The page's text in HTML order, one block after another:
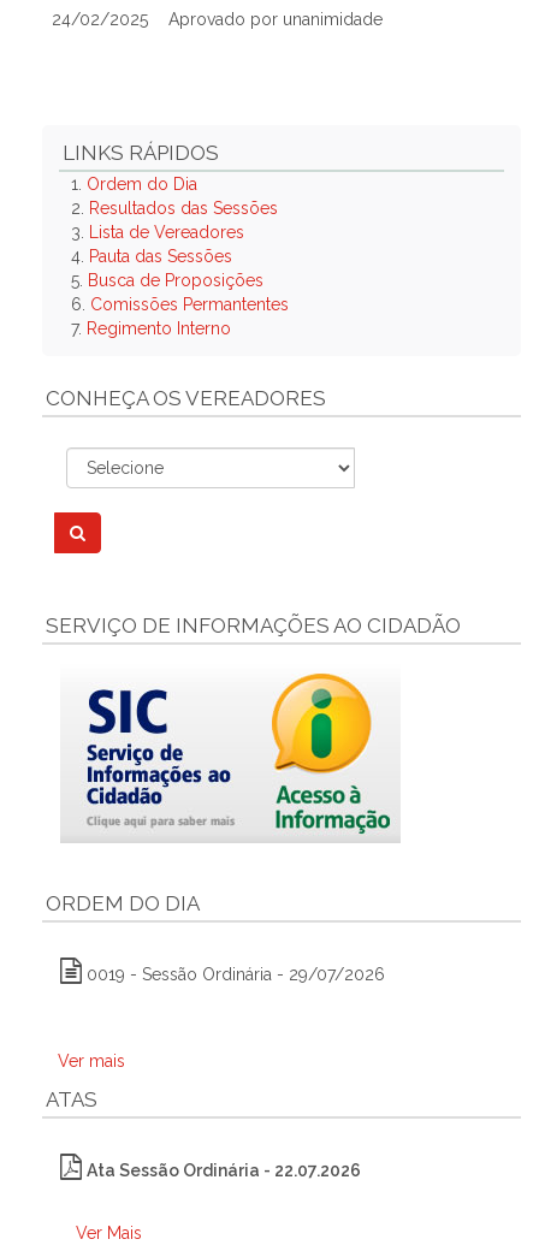
24/02/2025 Aprovado por unanimidade
LINKS RÁPIDOS
1. Ordem do Dia
2.
Resultados das Sessões
3.
Lista de Vereadores
4. Pauta das Sessões
5. Busca de Proposições
6. Comissões Permantentes
7. Regimento Interno
CONHEÇA OS VEREADORES
SERVIÇO DE INFORMAÇÕES AO CIDADÃO
ORDEM DO DIA
0019 - Sessão Ordinária - 29/07/2026
Ver mais
ATAS
Ata Sessão Ordinária - 22.07.2026
Ver Mais